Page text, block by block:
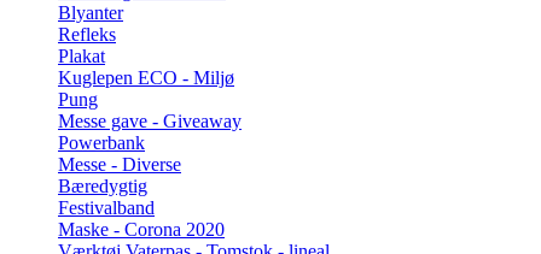
Blyanter
Refleks
Plakat
Kuglepen ECO - Miljø
Pung
Messe gave - Giveaway
Powerbank
Messe - Diverse
Bæredygtig
Festivalband
Maske - Corona 2020